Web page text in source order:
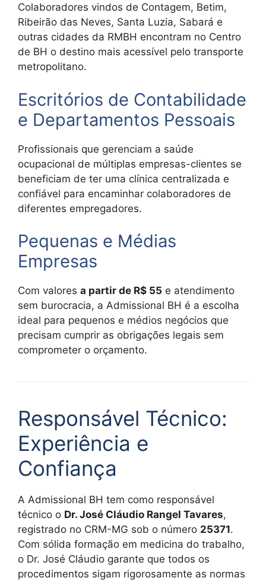
Colaboradores vindos de Contagem, Betim,
Ribeirão das Neves, Santa Luzia, Sabará e
outras cidades da RMBH encontram no Centro
de BH o destino mais acessível pelo transporte
metropolitano.
Escritórios de Contabilidade
e Departamentos Pessoais
Profissionais que gerenciam a saúde
ocupacional de múltiplas empresas-clientes se
beneficiam de ter uma clínica centralizada e
confiável para encaminhar colaboradores de
diferentes empregadores.
Pequenas e Médias
Empresas
Com valores a partir de R$ 55 e atendimento
sem burocracia, a Admissional BH é a escolha
ideal para pequenos e médios negócios que
precisam cumprir as obrigações legais sem
comprometer o orçamento.
Responsável Técnico:
Experiência e
Confiança
A Admissional BH tem como responsável
técnico o Dr. José Cláudio Rangel Tavares,
registrado no CRM-MG sob o número 25371.
Com sólida formação em medicina do trabalho,
o Dr. José Cláudio garante que todos os
procedimentos sigam rigorosamente as normas